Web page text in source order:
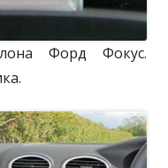
Форд Фокус.